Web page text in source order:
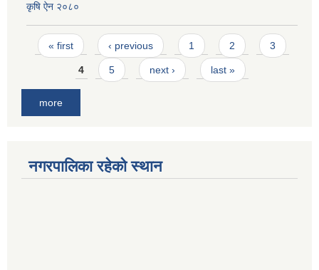
कृषि ऐन २०८०
Pages
« first ‹ previous 1 2 3
4 5 next › last »
more
नगरपालिका रहेको स्थान